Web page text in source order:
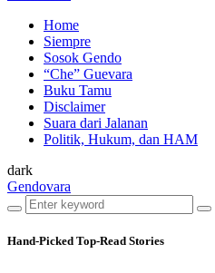
Home
Siempre
Sosok Gendo
“Che” Guevara
Buku Tamu
Disclaimer
Suara dari Jalanan
Politik, Hukum, dan HAM
dark
Gendovara
Hand-Picked Top-Read Stories